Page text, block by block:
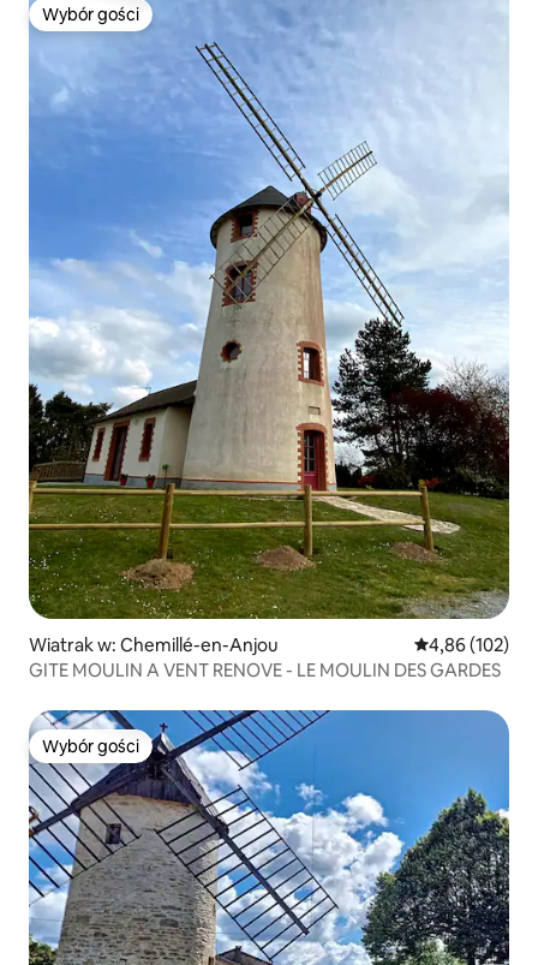
Wybór gości
Wybór gości
Wiatrak w: Chemillé-en-Anjou Średnia
4,86 (102)
GITE MOULIN A VENT RENOVE - LE MOULIN DES GARDES
Wybór gości
Wybór gości